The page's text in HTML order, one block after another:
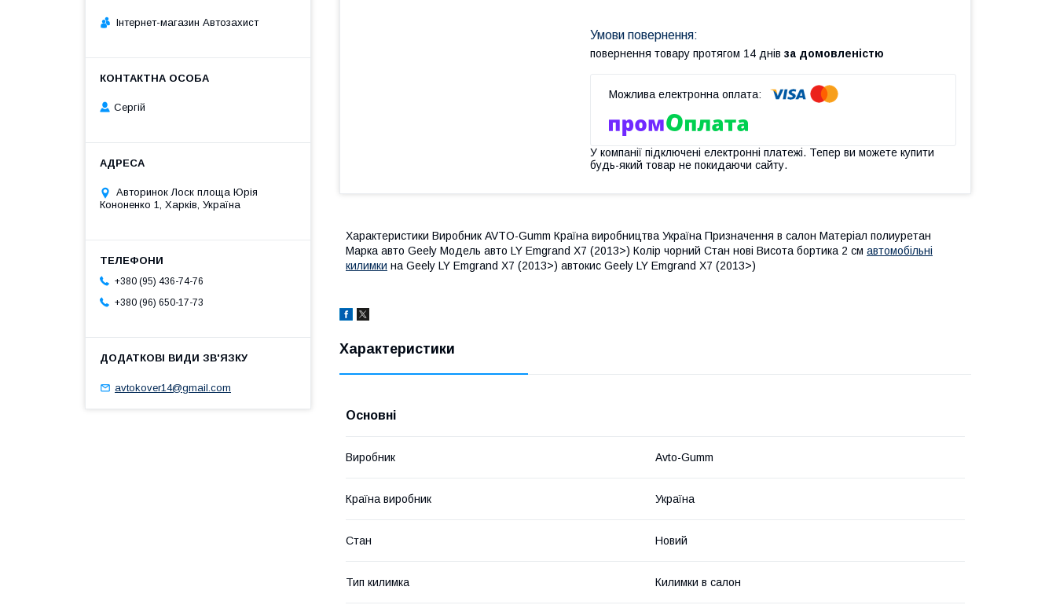
повернення товару протягом 14 днів за домовленістю
У компанії підключені електронні платежі. Тепер ви можете купити
будь-який товар не покидаючи сайту.
Характеристики Виробник AVTO-Gumm Країна виробництва Україна Призначення в салон Матеріал полиуретан
Марка авто Geely Модель авто LY Emgrand X7 (2013>) Колір чорний Стан нові Висота бортика 2 см автомобільні
килимки на Geely LY Emgrand X7 (2013>) автокис Geely LY Emgrand X7 (2013>)
Характеристики
Основні
Виробник Avto-Gumm
Країна виробник Україна
Стан Новий
Тип килимка Килимки в салон
Інтернет-магазин Автозахист
Сергій
Авторинок Лоск площа Юрія
Кононенко 1, Харків, Україна
+380 (95) 436-74-76
+380 (96) 650-17-73
avtokover14@gmail.com